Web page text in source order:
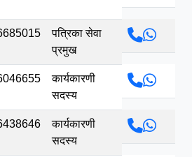
पत्रिका सेवा
प्रमुख
कार्यकारणी
सदस्य
कार्यकारणी
सदस्य